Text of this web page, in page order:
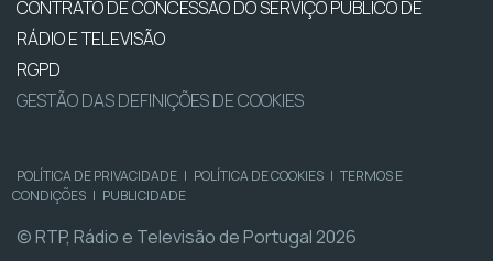
CONTRATO DE CONCESSÃO DO SERVIÇO PÚBLICO DE
RÁDIO E TELEVISÃO
RGPD
GESTÃO DAS DEFINIÇÕES DE COOKIES
POLÍTICA DE PRIVACIDADE | POLÍTICA DE COOKIES | TERMOS E
CONDIÇÕES | PUBLICIDADE
© RTP, Rádio e Televisão de Portugal 2026